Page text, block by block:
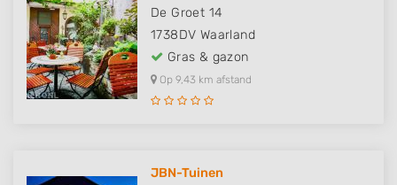
De Groet 14
1738DV Waarland
Gras & gazon
Op 9,43 km afstand
JBN-Tuinen